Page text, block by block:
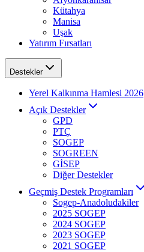
Kütahya
Manisa
Uşak
Yatırım Fırsatları
Destekler
Yerel Kalkınma Hamlesi 2026
Açık Destekler
GPD
PTÇ
SOGEP
SOGREEN
GİSEP
Diğer Destekler
Geçmiş Destek Programları
Sogep-Anadoludakiler
2025 SOGEP
2024 SOGEP
2023 SOGEP
2021 SOGEP